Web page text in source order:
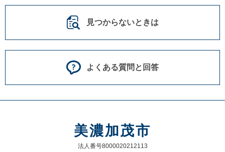
見つからないときは
よくある質問と回答
美濃加茂市
法人番号8000020212113